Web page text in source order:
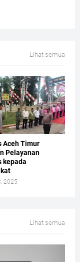
Lihat semua
Aceh Timur
Pelayanan
kepada
2025
Lihat semua